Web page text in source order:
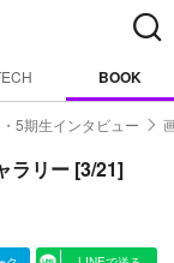
BOOK
5期生インタビュー
ラリー [3/21]